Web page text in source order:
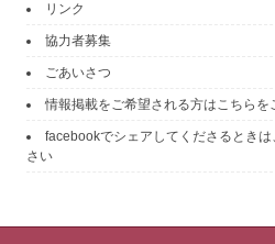
リンク
協力者募集
ごあいさつ
情報掲載をご希望される方はこちらを
facebookでシェアしてくださるとき
さい